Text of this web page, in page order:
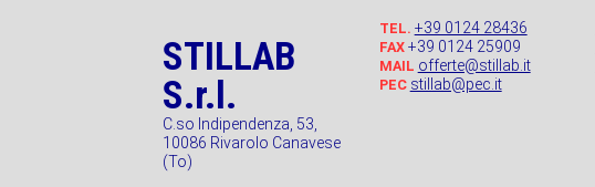
STILLAB
S.r.l.
C.so Indipendenza, 53,
10086 Rivarolo Canavese
(To)
TEL. +39 0124 28436
FAX+39 0124 25909
MAIL offerte@stillab.it
PEC stillab@pec.it